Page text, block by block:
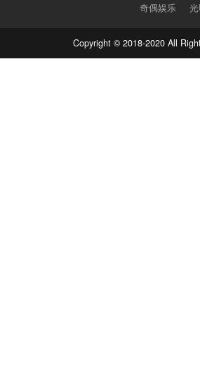
奇偶娱乐
Copyright © 2018-2020 All